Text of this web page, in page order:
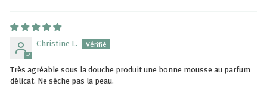
Christine L.
Très agréable sous la douche produit une bonne mousse au parfum
délicat. Ne sèche pas la peau.